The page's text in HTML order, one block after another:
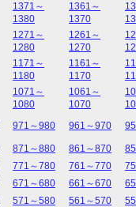
1371～
1380
1361～
1370
1271～
1280
1261～
1270
1171～
1180
1161～
1170
1071～
1080
1061～
1070
971～980 961～970
871～880 861～870
771～780 761～770
671～680 661～670
571～580 561～570